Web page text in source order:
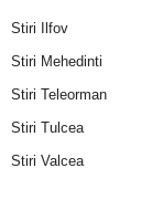
Stiri Ilfov
Stiri Mehedinti
Stiri Teleorman
Stiri Tulcea
Stiri Valcea